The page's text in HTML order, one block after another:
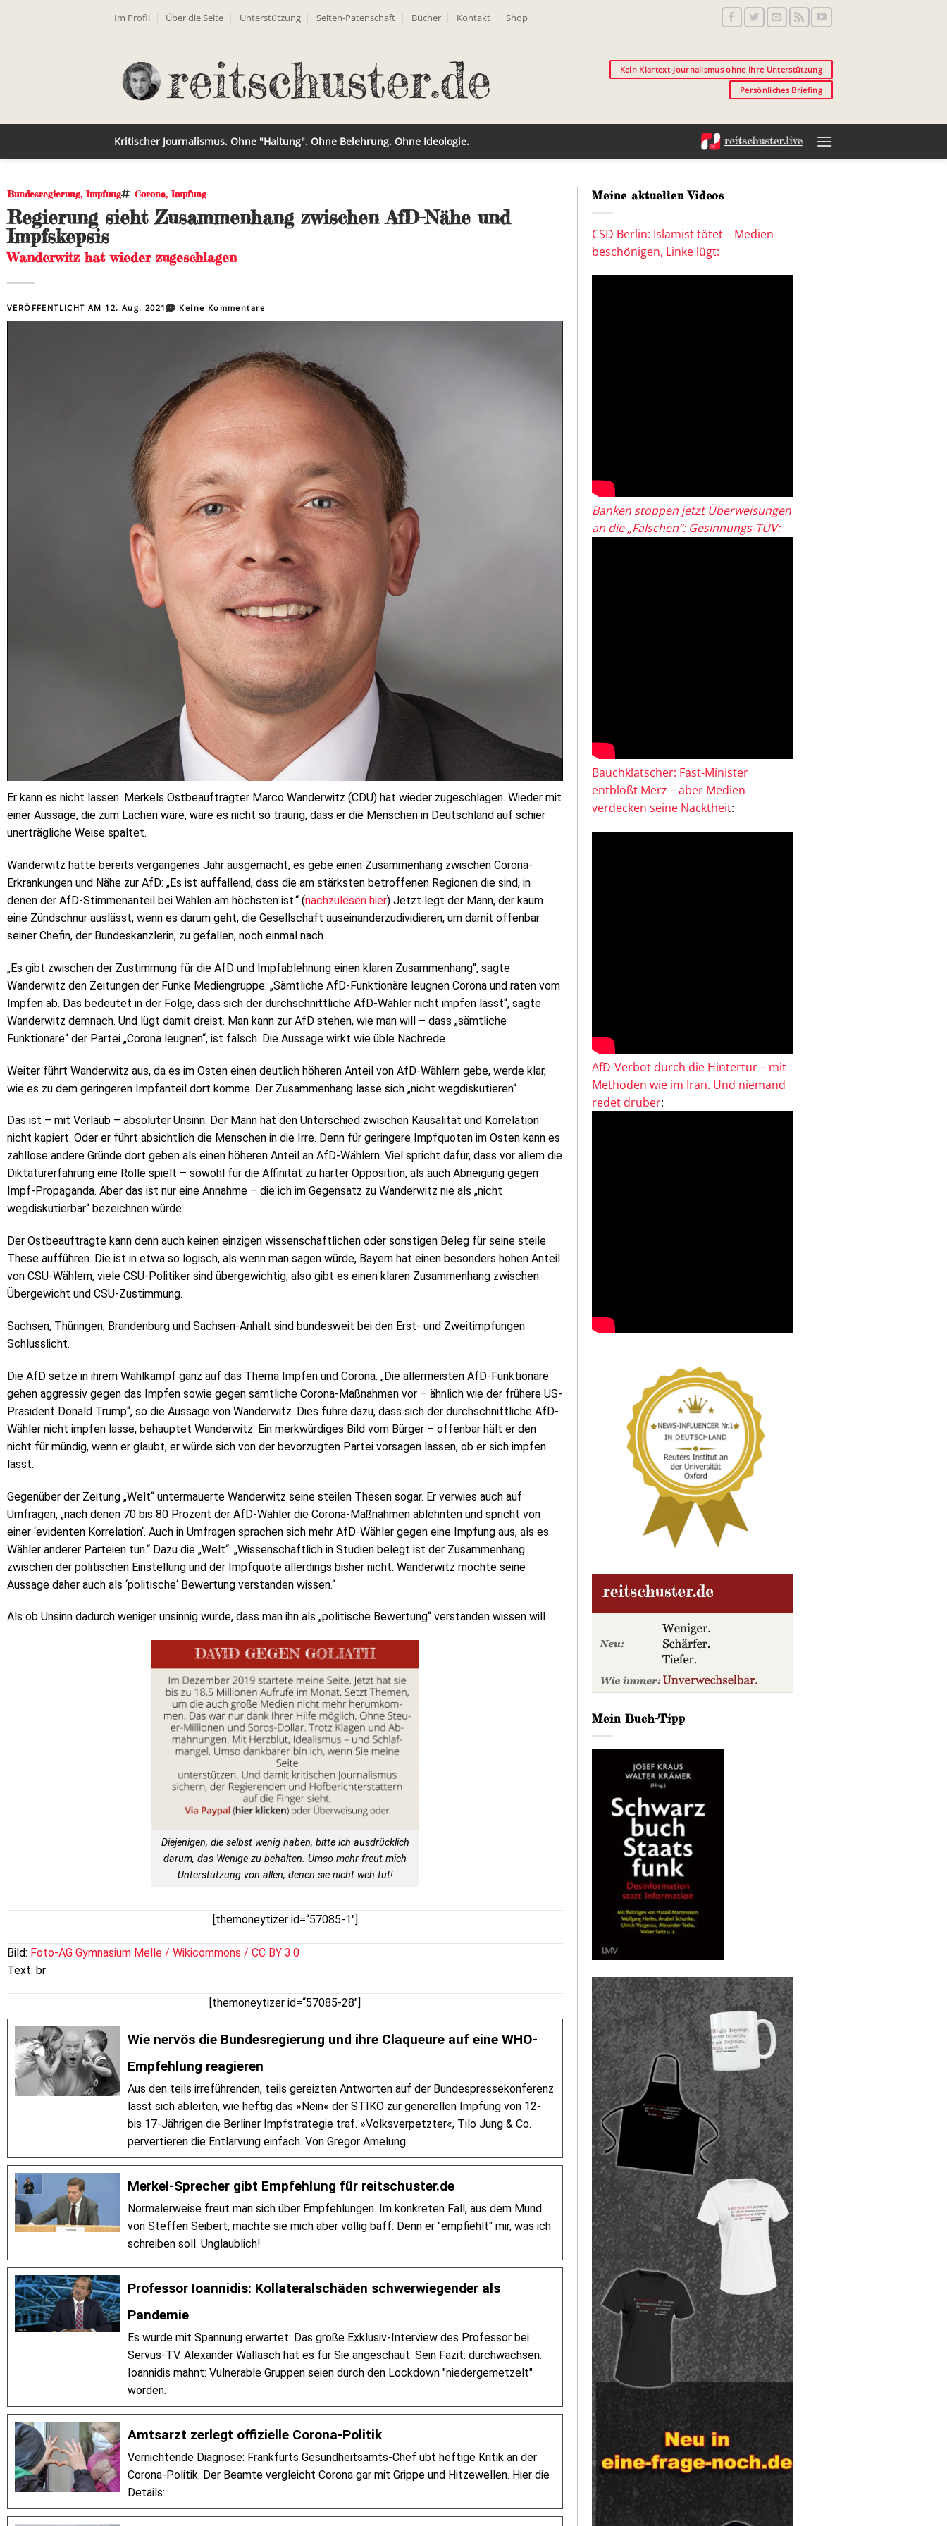
Im Profil Über die Seite Unterstützung Seiten-Patenschaft Bücher Kontakt Shop
Kein Klartext-Journalismus ohne Ihre Unterstützung
Persönliches Briefing
Kritischer Journalismus. Ohne "Haltung". Ohne Belehrung. Ohne Ideologie.
Bundesregierung,Impfung Corona,Impfung
Regierung sieht Zusammenhang zwischen AfD-Nähe und
Impfskepsis
Wanderwitz hat wieder zugeschlagen
VERÖFFENTLICHT AM 12. Aug. 2021 Keine Kommentare
Er kann es nicht lassen. Merkels Ostbeauftragter Marco Wanderwitz (CDU) hat wieder zugeschlagen. Wieder mit
einer Aussage, die zum Lachen wäre, wäre es nicht so traurig, dass er die Menschen in Deutschland auf schier
unerträgliche Weise spaltet.
Wanderwitz hatte bereits vergangenes Jahr ausgemacht, es gebe einen Zusammenhang zwischen Corona-
Erkrankungen und Nähe zur AfD: „Es ist auffallend, dass die am stärksten betroffenen Regionen die sind, in
denen der AfD-Stimmenanteil bei Wahlen am höchsten ist.“ (nachzulesen hier) Jetzt legt der Mann, der kaum
eine Zündschnur auslässt, wenn es darum geht, die Gesellschaft auseinanderzudividieren, um damit offenbar
seiner Chefin, der Bundeskanzlerin, zu gefallen, noch einmal nach.
„Es gibt zwischen der Zustimmung für die AfD und Impfablehnung einen klaren Zusammenhang“, sagte
Wanderwitz den Zeitungen der Funke Mediengruppe: „Sämtliche AfD-Funktionäre leugnen Corona und raten vom
Impfen ab. Das bedeutet in der Folge, dass sich der durchschnittliche AfD-Wähler nicht impfen lässt“, sagte
Wanderwitz demnach. Und lügt damit dreist. Man kann zur AfD stehen, wie man will – dass „sämtliche
Funktionäre“ der Partei „Corona leugnen“, ist falsch. Die Aussage wirkt wie üble Nachrede.
Weiter führt Wanderwitz aus, da es im Osten einen deutlich höheren Anteil von AfD-Wählern gebe, werde klar,
wie es zu dem geringeren Impfanteil dort komme. Der Zusammenhang lasse sich „nicht wegdiskutieren“.
Das ist – mit Verlaub – absoluter Unsinn. Der Mann hat den Unterschied zwischen Kausalität und Korrelation
nicht kapiert. Oder er führt absichtlich die Menschen in die Irre. Denn für geringere Impfquoten im Osten kann es
zahllose andere Gründe dort geben als einen höheren Anteil an AfD-Wählern. Viel spricht dafür, dass vor allem die
Diktaturerfahrung eine Rolle spielt – sowohl für die Affinität zu harter Opposition, als auch Abneigung gegen
Impf-Propaganda. Aber das ist nur eine Annahme – die ich im Gegensatz zu Wanderwitz nie als „nicht
wegdiskutierbar“ bezeichnen würde.
Der Ostbeauftragte kann denn auch keinen einzigen wissenschaftlichen oder sonstigen Beleg für seine steile
These aufführen. Die ist in etwa so logisch, als wenn man sagen würde, Bayern hat einen besonders hohen Anteil
von CSU-Wählern, viele CSU-Politiker sind übergewichtig, also gibt es einen klaren Zusammenhang zwischen
Übergewicht und CSU-Zustimmung.
Sachsen, Thüringen, Brandenburg und Sachsen-Anhalt sind bundesweit bei den Erst- und Zweitimpfungen
Schlusslicht.
Die AfD setze in ihrem Wahlkampf ganz auf das Thema Impfen und Corona. „Die allermeisten AfD-Funktionäre
gehen aggressiv gegen das Impfen sowie gegen sämtliche Corona-Maßnahmen vor – ähnlich wie der frühere US-
Präsident Donald Trump“, so die Aussage von Wanderwitz. Dies führe dazu, dass sich der durchschnittliche AfD-
Wähler nicht impfen lasse, behauptet Wanderwitz. Ein merkwürdiges Bild vom Bürger – offenbar hält er den
nicht für mündig, wenn er glaubt, er würde sich von der bevorzugten Partei vorsagen lassen, ob er sich impfen
lässt.
Gegenüber der Zeitung „Welt“ untermauerte Wanderwitz seine steilen Thesen sogar. Er verwies auch auf
Umfragen, „nach denen 70 bis 80 Prozent der AfD-Wähler die Corona-Maßnahmen ablehnten und spricht von
einer ‘evidenten Korrelation‘. Auch in Umfragen sprachen sich mehr AfD-Wähler gegen eine Impfung aus, als es
Wähler anderer Parteien tun.“ Dazu die „Welt“: „Wissenschaftlich in Studien belegt ist der Zusammenhang
zwischen der politischen Einstellung und der Impfquote allerdings bisher nicht. Wanderwitz möchte seine
Aussage daher auch als ‘politische‘ Bewertung verstanden wissen.“
Als ob Unsinn dadurch weniger unsinnig würde, dass man ihn als „politische Bewertung“ verstanden wissen will.
Diejenigen, die selbst wenig haben, bitte ich ausdrücklich
darum, das Wenige zu behalten. Umso mehr freut mich
Unterstützung von allen, denen sie nicht weh tut!
[themoneytizer id=“57085-1″]
Bild: Foto-AG Gymnasium Melle / Wikicommons / CC BY 3.0
Text: br
[themoneytizer id=“57085-28″]
Wie nervös die Bundesregierung und ihre Claqueure auf eine WHO-
Empfehlung reagieren
Aus den teils irreführenden, teils gereizten Antworten auf der Bundespressekonferenz
lässt sich ableiten, wie heftig das »Nein« der STIKO zur generellen Impfung von 12-
bis 17-Jährigen die Berliner Impfstrategie traf. »Volksverpetzter«, Tilo Jung & Co.
pervertieren die Entlarvung einfach. Von Gregor Amelung.
Merkel-Sprecher gibt Empfehlung für reitschuster.de
Normalerweise freut man sich über Empfehlungen. Im konkreten Fall, aus dem Mund
von Steffen Seibert, machte sie mich aber völlig baff: Denn er "empfiehlt" mir, was ich
schreiben soll. Unglaublich!
Professor Ioannidis: Kollateralschäden schwerwiegender als
Pandemie
Es wurde mit Spannung erwartet: Das große Exklusiv-Interview des Professor bei
Servus-TV. Alexander Wallasch hat es für Sie angeschaut. Sein Fazit: durchwachsen.
Ioannidis mahnt: Vulnerable Gruppen seien durch den Lockdown "niedergemetzelt"
worden.
Amtsarzt zerlegt offizielle Corona-Politik
Vernichtende Diagnose: Frankfurts Gesundheitsamts-Chef übt heftige Kritik an der
Corona-Politik. Der Beamte vergleicht Corona gar mit Grippe und Hitzewellen. Hier die
Details:
Meine aktuellen Videos
CSD Berlin: Islamist tötet – Medien
beschönigen, Linke lügt:
Banken stoppen jetzt Überweisungen
an die „Falschen“: Gesinnungs-TÜV:
Bauchklatscher: Fast-Minister
entblößt Merz – aber Medien
verdecken seine Nacktheit:
AfD-Verbot durch die Hintertür – mit
Methoden wie im Iran. Und niemand
redet drüber:
Mein Buch-Tipp